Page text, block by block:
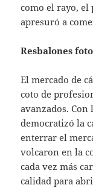
como el rayo,
apresuró a
Resbalones
El mercado de
coto de
avanzados.
democratizó la
enterrar el
volcaron en la
cada vez más
calidad para